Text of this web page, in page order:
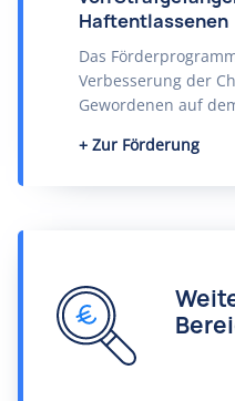
Haftentlassenen
Das
Verbesserung der
Gewordenen auf
Zur Förderung